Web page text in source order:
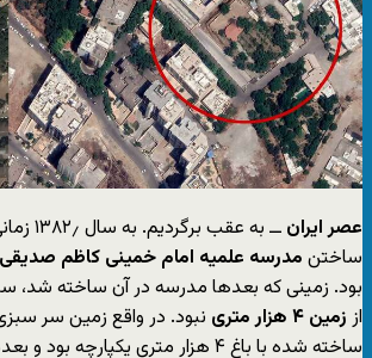
عصر ایران
ــ به عقب
ساختن مدرسه علمیه امام خمینی کاظم صدیقی
بود. زمینی که بعدها مدرسه در آن ساخته شد،
از زمین ۴ هزار متری
نبود. در واقع زمین سر
ساخته شده با باغ ۴ هزار متری